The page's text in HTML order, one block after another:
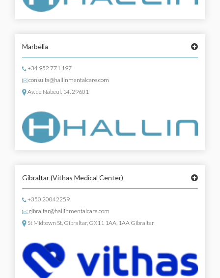
Marbella
+34 952 771 197
consulta@hallinmentalcare.com
Av. de Nabeul, 14, 29601
Gibraltar(Vithas Medical Center)
+350 20042259
gibraltar@hallinmentalcare.com
St Midtown St, Gibraltar, GX11 1AA, 1AA Gibraltar